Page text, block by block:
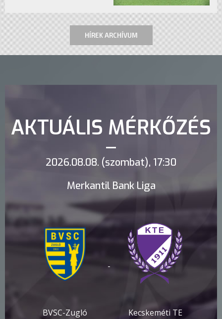
HÍREK ARCHÍVUM
AKTUÁLIS MÉRKŐZÉS
2026.08.08. (szombat), 17:30
Merkantil Bank Liga
BVSC-Zugló
-
Kecskeméti TE